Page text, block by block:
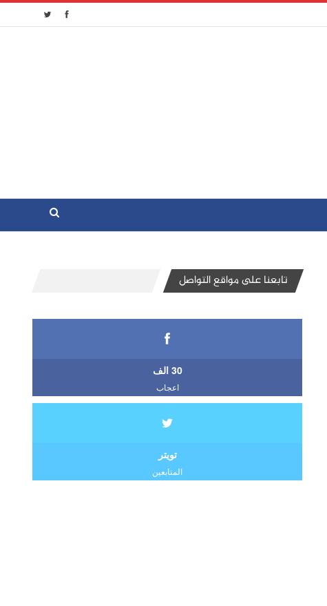
تابعنا على مواقع التواصل
30 الف
اعجاب
تويتر
المتابعين